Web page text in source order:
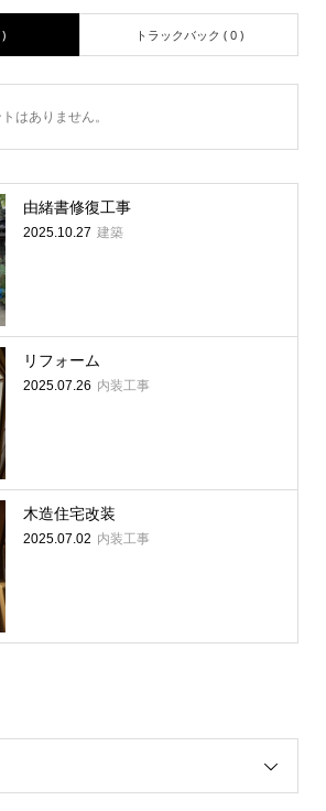
トラックバック ( 0 )
はありません。
由緒書修復工事
2025.10.27 建築
リフォーム
2025.07.26 内装工事
木造住宅改装
2025.07.02 内装工事